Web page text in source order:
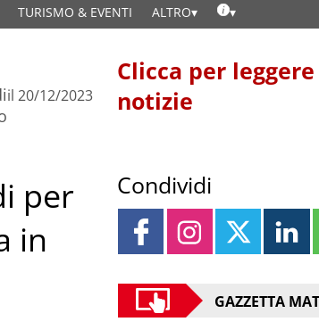
TURISMO & EVENTI ALTRO
il 20/12/2023
per
in
Clicca per
notizie
Condividi
GAZZETTA